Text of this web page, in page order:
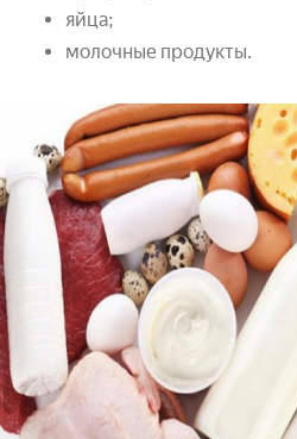
яйца;
молочные продукты.